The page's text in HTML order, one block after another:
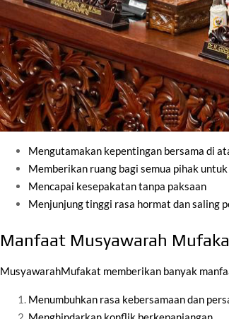
Mengutamakan kepentingan bersama di
Memberikan ruang bagi semua pihak
Mencapai kesepakatan tanpa paksaan
Menjunjung tinggi rasa hormat dan saling
Manfaat Musyawarah
MusyawarahMufakat memberikan banyak
Menumbuhkan rasa kebersamaan dan